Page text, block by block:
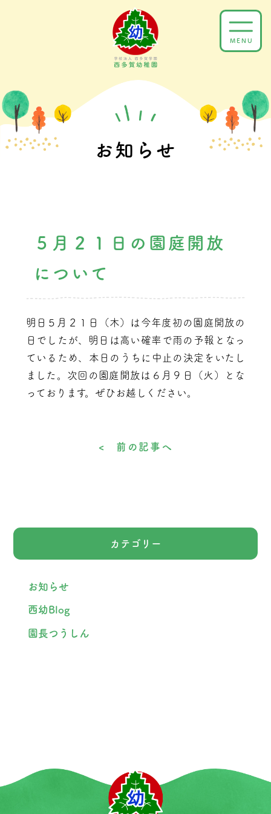
MENU
お知らせ
５月２１日の園庭開放
について
明日５月２１日（木）は今年度初の園庭開放の
日でしたが、明日は高い確率で雨の予報となっ
ているため、本日のうちに中止の決定をいたし
ました。次回の園庭開放は６月９日（火）とな
っております。ぜひお越しください。
< 前の記事へ
カテゴリー
お知らせ
西幼Blog
園長つうしん